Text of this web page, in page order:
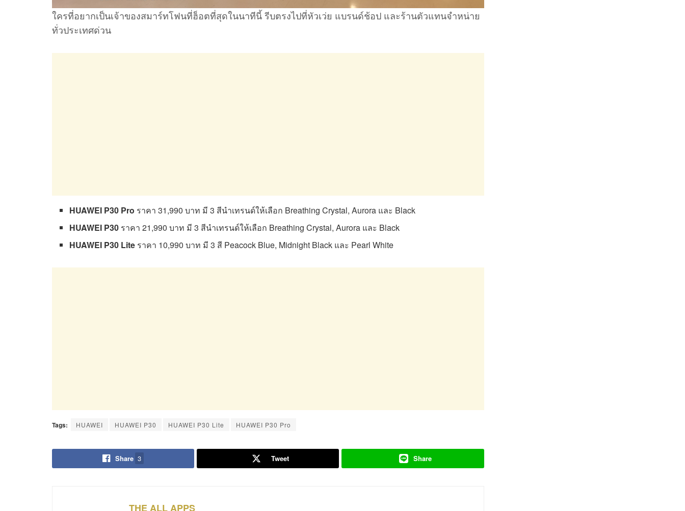
ใครที่อยากเป็นเจ้าของสมาร์ทโฟนที่ฮ็อตที่สุดในนาทีนี้ รีบตรงไปที่หัวเว่ย แบรนด์ช้อป และร้านตัวแทนจำหน่าย
ทั่วประเทศด่วน
HUAWEI P30 Pro ราคา 31,990 บาท มี 3 สีนำเทรนด์ให้เลือก Breathing Crystal, Aurora และ Black
HUAWEI P30 ราคา 21,990 บาท มี 3 สีนำเทรนด์ให้เลือก Breathing Crystal, Aurora และ Black
HUAWEI P30 Lite ราคา 10,990 บาท มี 3 สี Peacock Blue, Midnight Black และ Pearl White
Tags: HUAWEI HUAWEI P30 HUAWEI P30 Lite HUAWEI P30 Pro
Share 3 Tweet Share
THE ALL APPS